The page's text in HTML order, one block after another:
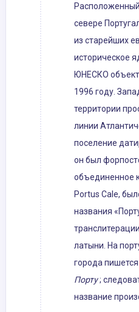
севере
из старейших
историческое
ЮНЕСКО
1996 году.
территории
линии
поселение
он был
объединенное
Portus Cale,
названия
латыни. На
города
Порту;
название